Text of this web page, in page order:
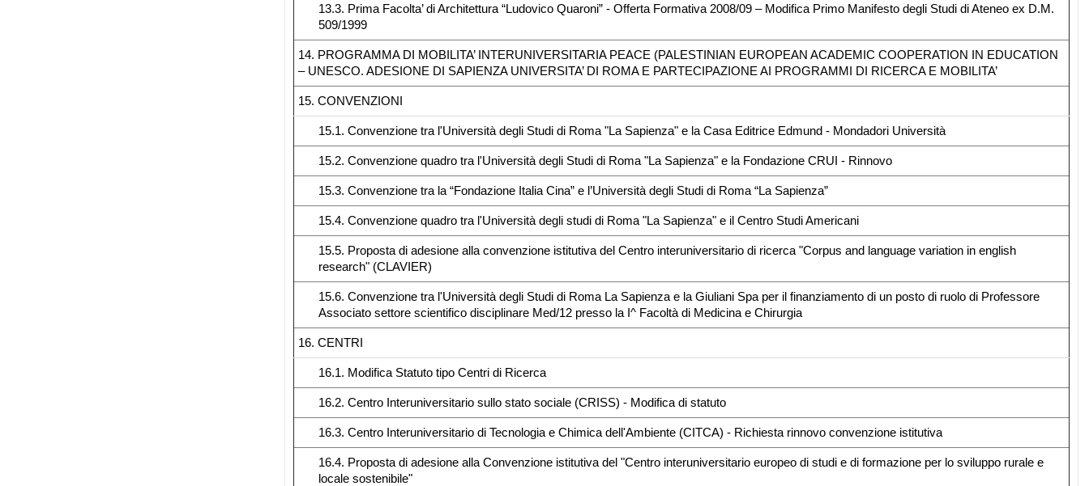
13.3. Prima Facolta’ di Architettura “Ludovico Quaroni” - Offerta Formativa 2008/09 – Modifica Primo Manifesto degli Studi di Ateneo ex D.M.
509/1999
14. PROGRAMMA DI MOBILITA’ INTERUNIVERSITARIA PEACE (PALESTINIAN EUROPEAN ACADEMIC COOPERATION IN EDUCATION
– UNESCO. ADESIONE DI SAPIENZA UNIVERSITA’ DI ROMA E PARTECIPAZIONE AI PROGRAMMI DI RICERCA E MOBILITA’
15. CONVENZIONI
15.1. Convenzione tra l'Università degli Studi di Roma "La Sapienza" e la Casa Editrice Edmund - Mondadori Università
15.2. Convenzione quadro tra l'Università degli Studi di Roma "La Sapienza" e la Fondazione CRUI - Rinnovo
15.3. Convenzione tra la “Fondazione Italia Cina” e l’Università degli Studi di Roma “La Sapienza”
15.4. Convenzione quadro tra l'Università degli studi di Roma "La Sapienza" e il Centro Studi Americani
15.5. Proposta di adesione alla convenzione istitutiva del Centro interuniversitario di ricerca "Corpus and language variation in english
research" (CLAVIER)
15.6. Convenzione tra l'Università degli Studi di Roma La Sapienza e la Giuliani Spa per il finanziamento di un posto di ruolo di Professore
Associato settore scientifico disciplinare Med/12 presso la I^ Facoltà di Medicina e Chirurgia
16. CENTRI
16.1. Modifica Statuto tipo Centri di Ricerca
16.2. Centro Interuniversitario sullo stato sociale (CRISS) - Modifica di statuto
16.3. Centro Interuniversitario di Tecnologia e Chimica dell'Ambiente (CITCA) - Richiesta rinnovo convenzione istitutiva
16.4. Proposta di adesione alla Convenzione istitutiva del "Centro interuniversitario europeo di studi e di formazione per lo sviluppo rurale e
locale sostenibile"